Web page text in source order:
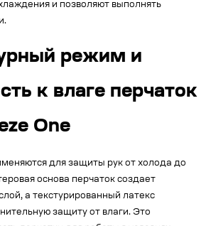
и позволяют выполнять
режим и
к влаге перчаток
One
для защиты рук от холода до
основа перчаток создает
а текстурированный латекс
защиту от влаги. Это